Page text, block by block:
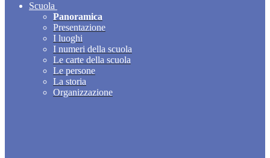
Scuola
Panoramica
Presentazione
I luoghi
I numeri della scuola
Le carte della scuola
Le persone
La storia
Organizzazione